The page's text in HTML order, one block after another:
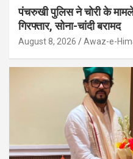
पंचरुखी पुलिस ने चोरी के
गिरफ्तार, सोना-चांदी बरामद
August 8, 2026 Awaz-e-